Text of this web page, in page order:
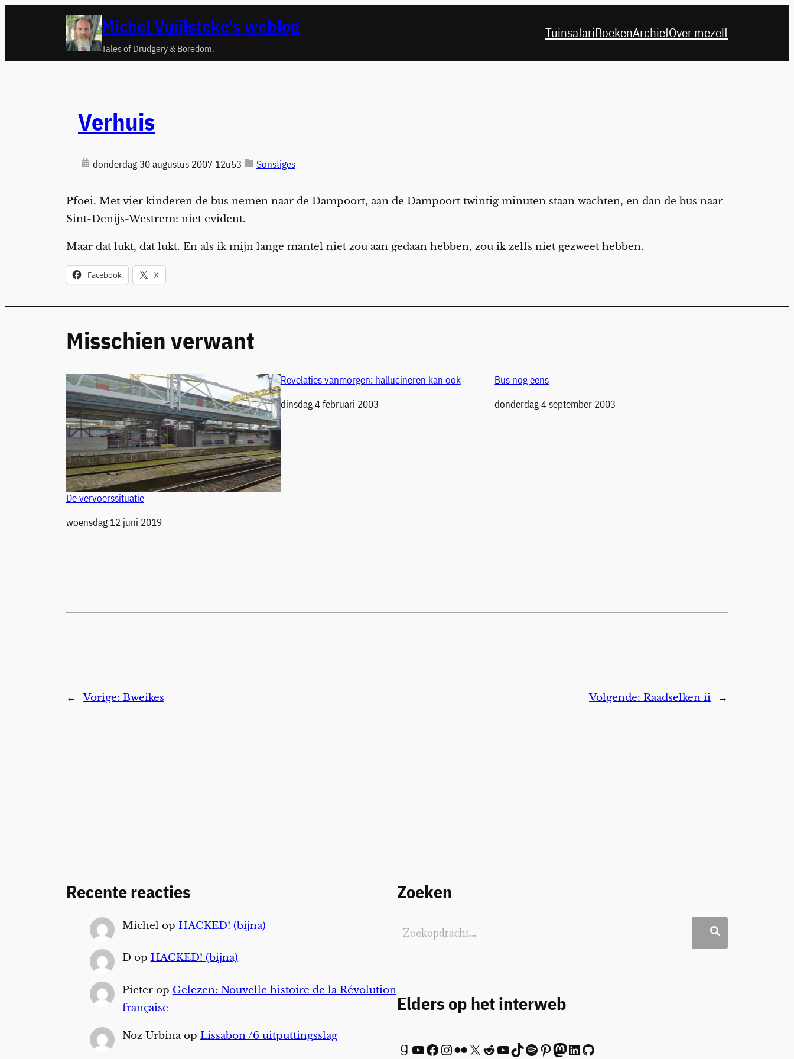
Michel Vuijlsteke's weblog
Tales of Drudgery & Boredom.
TuinsafariBoekenArchiefOver mezelf
Verhuis
donderdag 30 augustus 2007 12u53 Sonstiges
Pfoei. Met vier kinderen de bus nemen naar de Dampoort, aan de Dampoort twintig minuten staan wachten, en dan de bus naar
Sint-Denijs-Westrem: niet evident.
Maar dat lukt, dat lukt. En als ik mijn lange mantel niet zou aan gedaan hebben, zou ik zelfs niet gezweet hebben.
Facebook X
Misschien verwant
De vervoerssituatie
Datum
woensdag 12 juni 2019
Revelaties vanmorgen: hallucineren kan ook
Datum
dinsdag 4 februari 2003
Bus nog eens
Datum
donderdag 4 september 2003
← Vorige: Bweikes Volgende: Raadselken ii →
Recente reacties
Michel op HACKED! (bijna)
D op HACKED! (bijna)
Pieterop Gelezen: Nouvelle histoire de la Révolution
française
Noz Urbinaop Lissabon /6 uitputtingsslag
Zoeken
Elders op het interweb
Goodreads YouTube Facebook InstagramFlickr X Reddit YouTube TikTok Spotify Pinterest Mastodon LinkedIn GitHub